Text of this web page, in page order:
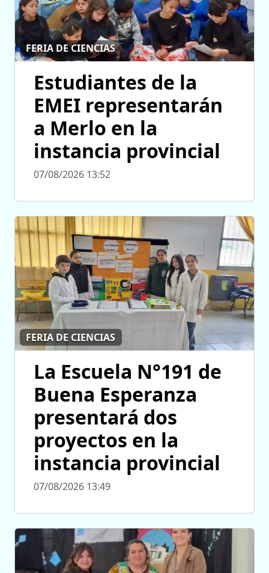
FERIA DE CIENCIAS
Estudiantes de la
EMEI representarán
a Merlo en la
instancia provincial
07/08/2026 13:52
FERIA DE CIENCIAS
La Escuela N°191 de
Buena Esperanza
presentará dos
proyectos en la
instancia provincial
07/08/2026 13:49